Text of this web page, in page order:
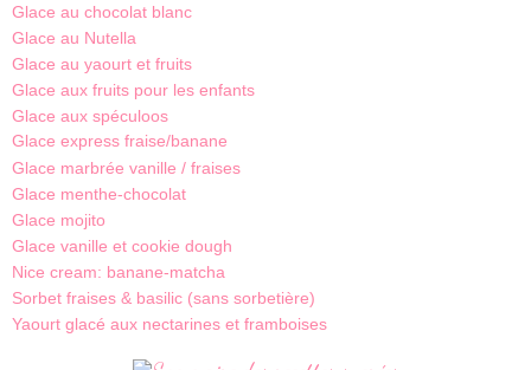
Glace au chocolat blanc
Glace au Nutella
Glace au yaourt et fruits
Glace aux fruits pour les enfants
Glace aux spéculoos
Glace express fraise/banane
Glace marbrée vanille / fraises
Glace menthe-chocolat
Glace mojito
Glace vanille et cookie dough
Nice cream: banane-matcha
Sorbet fraises & basilic (sans sorbetière)
Yaourt glacé aux nectarines et framboises